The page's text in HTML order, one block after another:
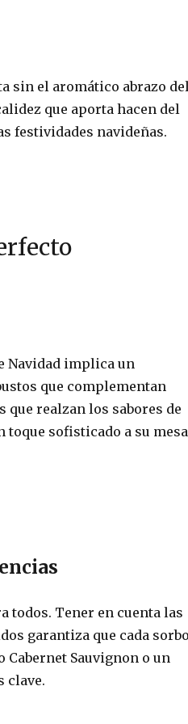
sin el aromático abrazo
que aporta hacen del
festividades navideñas.
Navidad implica un
que complementan
que realzan los sabores de
toque sofisticado a su mesa
todos. Tener en cuenta las
garantiza que cada
Cabernet Sauvignon o un
clave.